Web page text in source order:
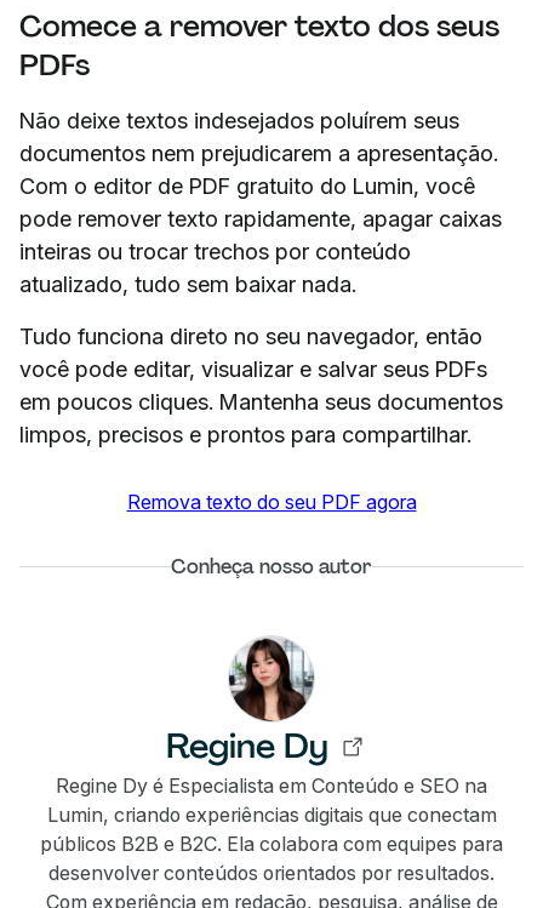
Comece a remover texto dos seus
PDFs
Não deixe textos indesejados poluírem seus
documentos nem prejudicarem a apresentação.
Com o editor de PDF gratuito do Lumin, você
pode remover texto rapidamente, apagar caixas
inteiras ou trocar trechos por conteúdo
atualizado, tudo sem baixar nada.
Tudo funciona direto no seu navegador, então
você pode editar, visualizar e salvar seus PDFs
em poucos cliques. Mantenha seus documentos
limpos, precisos e prontos para compartilhar.
Remova texto do seu PDF agora
Conheça nosso autor
Regine Dy
Regine Dy é Especialista em Conteúdo e SEO na
Lumin, criando experiências digitais que conectam
públicos B2B e B2C. Ela colabora com equipes para
desenvolver conteúdos orientados por resultados.
Com experiência em redação, pesquisa, análise de